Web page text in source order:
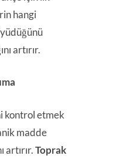
hangi
artırır.
kontrol etmek
madde
artırır.Toprak